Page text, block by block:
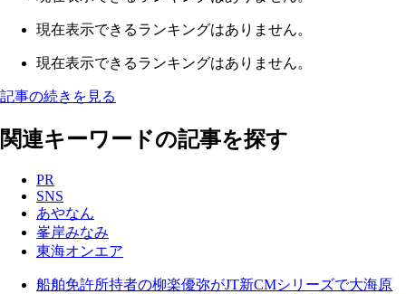
現在表示できるランキングはありません。
現在表示できるランキングはありません。
記事の続きを見る
関連キーワードの記事を探す
PR
SNS
あやなん
峯岸みなみ
東海オンエア
船舶免許所持者の柳楽優弥がJT新CMシリーズで大海原